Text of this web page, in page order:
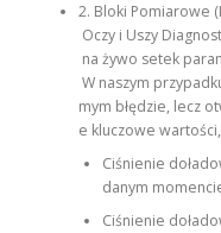
2. Bloki Pomiarowe
Oczy i Uszy
na żywo setek
W naszym
mym błędzie, lecz
e kluczowe
Ciśnienie
danym
Ciśnienie